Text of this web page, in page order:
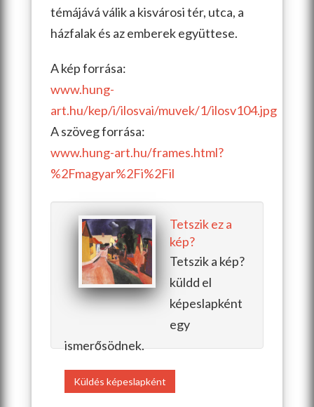
témájává válik a kisvárosi tér, utca, a
házfalak és az emberek együttese.
A kép forrása:
www.hung-
art.hu/kep/i/ilosvai/muvek/1/ilosv104.jpg
A szöveg forrása:
www.hung-art.hu/frames.html?
%2Fmagyar%2Fi%2Fil
Tetszik ez a
kép?
Tetszik a kép?
küldd el
képeslapként
egy
ismerősödnek.
Küldés képeslapként